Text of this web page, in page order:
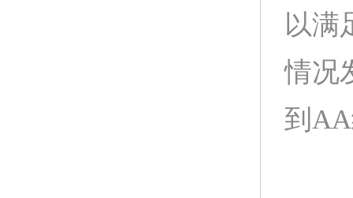
以满
情况
到